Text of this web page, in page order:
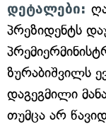
დეტალები:
პრეზიდენტს
ზურაბიშვილს
დაგეგმილი
თუმცა არ